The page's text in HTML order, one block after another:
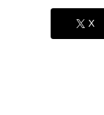
X